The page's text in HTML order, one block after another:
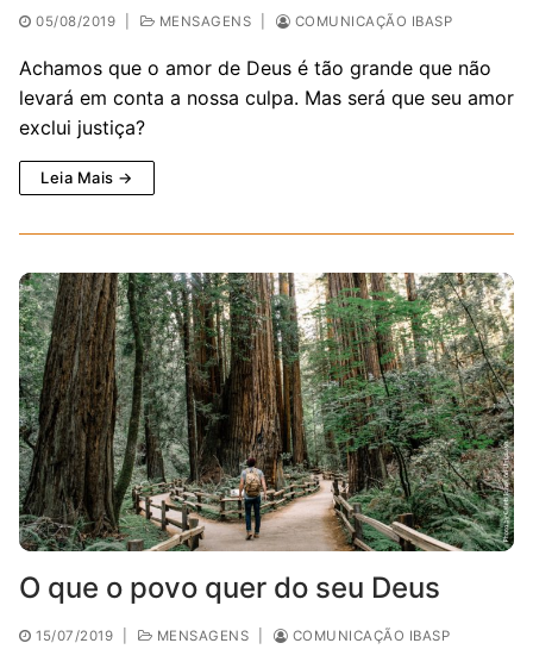
05/08/2019 MENSAGENS COMUNICAÇÃO IBASP
Achamos que o amor de Deus é tão grande que não
levará em conta a nossa culpa. Mas será que seu amor
exclui justiça?
Leia Mais →
O que o povo quer do seu Deus
15/07/2019 MENSAGENS COMUNICAÇÃO IBASP